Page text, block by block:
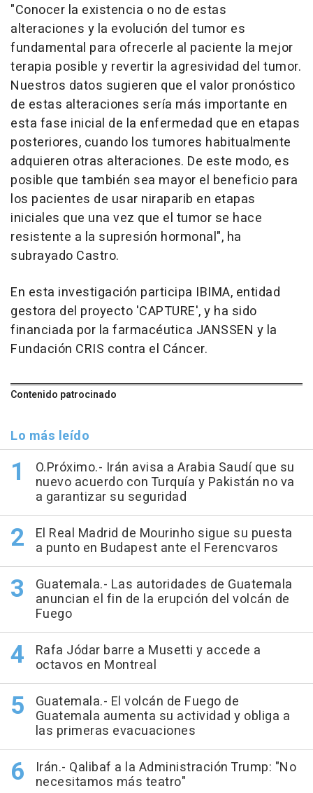
"Conocer la existencia o no de estas
alteraciones y la evolución del tumor es
fundamental para ofrecerle al paciente la mejor
terapia posible y revertir la agresividad del tumor.
Nuestros datos sugieren que el valor pronóstico
de estas alteraciones sería más importante en
esta fase inicial de la enfermedad que en etapas
posteriores, cuando los tumores habitualmente
adquieren otras alteraciones. De este modo, es
posible que también sea mayor el beneficio para
los pacientes de usar niraparib en etapas
iniciales que una vez que el tumor se hace
resistente a la supresión hormonal", ha
subrayado Castro.
En esta investigación participa IBIMA, entidad
gestora del proyecto 'CAPTURE', y ha sido
financiada por la farmacéutica JANSSEN y la
Fundación CRIS contra el Cáncer.
Contenido patrocinado
Lo más leído
O.Próximo.- Irán avisa a Arabia Saudí que su
nuevo acuerdo con Turquía y Pakistán no va
a garantizar su seguridad
El Real Madrid de Mourinho sigue su puesta
a punto en Budapest ante el Ferencvaros
Guatemala.- Las autoridades de Guatemala
anuncian el fin de la erupción del volcán de
Fuego
Rafa Jódar barre a Musetti y accede a
octavos en Montreal
Guatemala.- El volcán de Fuego de
Guatemala aumenta su actividad y obliga a
las primeras evacuaciones
Irán.- Qalibaf a la Administración Trump: "No
necesitamos más teatro"